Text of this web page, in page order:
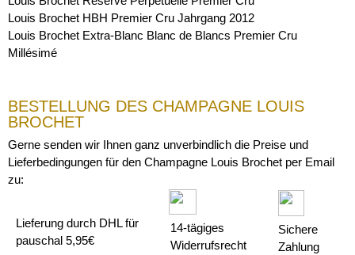
Louis Brochet HBH Premier Cru Jahrgang 2012
Louis Brochet Extra-Blanc Blanc de Blancs Premier Cru
Millésimé
BESTELLUNG DES CHAMPAGNE LOUIS
BROCHET
Gerne senden wir Ihnen ganz unverbindlich die Preise und
Lieferbedingungen für den Champagne Louis Brochet per Email
zu:
Lieferung durch DHL für
pauschal 5,95€
14-tägiges
Widerrufsrecht
Sichere
Zahlung